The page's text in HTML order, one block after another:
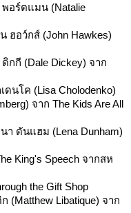
อร์ตแมน (Natalie
ฮอว์กส์ (John Hawkes)
กกี (Dale Dickey) จาก
นโค (Lisa Cholodenko)
จาก The Kids Are All
า ดันแฮม (Lena Dunham)
King's Speech จากสห
the Gift Shop
(Matthew Libatique) จาก